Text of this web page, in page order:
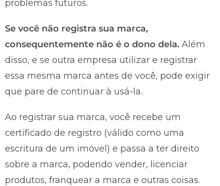
problemas futuros.
Se você não registra sua marca,
consequentemente não é o dono dela. Além
disso, e se outra empresa utilizar e registrar
essa mesma marca antes de você, pode exigir
que pare de continuar à usá-la.
Ao registrar sua marca, você recebe um
certificado de registro (válido como uma
escritura de um imóvel) e passa a ter direito
sobre a marca, podendo vender, licenciar
produtos, franquear a marca e outras coisas.